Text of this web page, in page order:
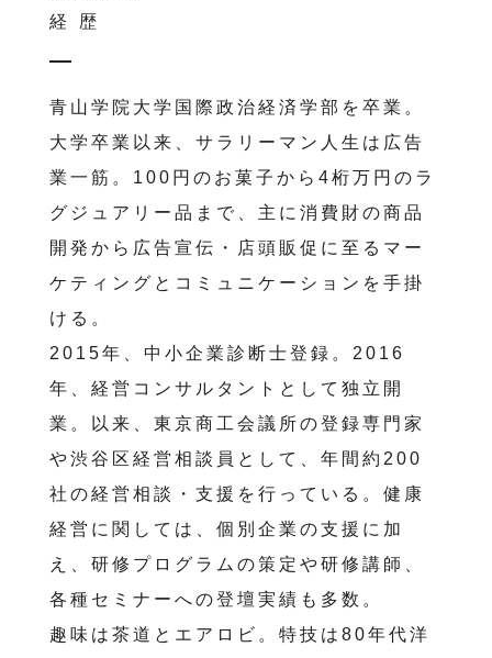
経歴
青山学院大学国際政治経済学部を卒業。
大学卒業以来、サラリーマン人生は広告
業一筋。100円のお菓子から4桁万円のラ
グジュアリー品まで、主に消費財の商品
開発から広告宣伝・店頭販促に至るマー
ケティングとコミュニケーションを手掛
ける。
2015年、中小企業診断士登録。2016
年、経営コンサルタントとして独立開
業。以来、東京商工会議所の登録専門家
や渋谷区経営相談員として、年間約200
社の経営相談・支援を行っている。健康
経営に関しては、個別企業の支援に加
え、研修プログラムの策定や研修講師、
各種セミナーへの登壇実績も多数。
趣味は茶道とエアロビ。特技は80年代洋